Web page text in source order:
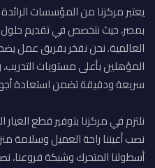
يعتبر مركزنا من المؤسسات
بمصر، حيث نتخصص في تقديم حلول
العالمية. نحن نفخر بفريق عمل
المؤهلين بأعلى مستويات
سريعة ودقيقة تضمن استعادة
نلتزم في مركزنا بتوفير قطع
نصب أعيننا راحة العميل وسلامة
أسطولنا المتحرك وشبكة